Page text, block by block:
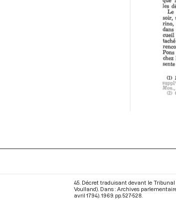
45. Décret traduisant devant le
Voulland). Dans : Archives
avril 1794) . 1969. pp. 527-528.